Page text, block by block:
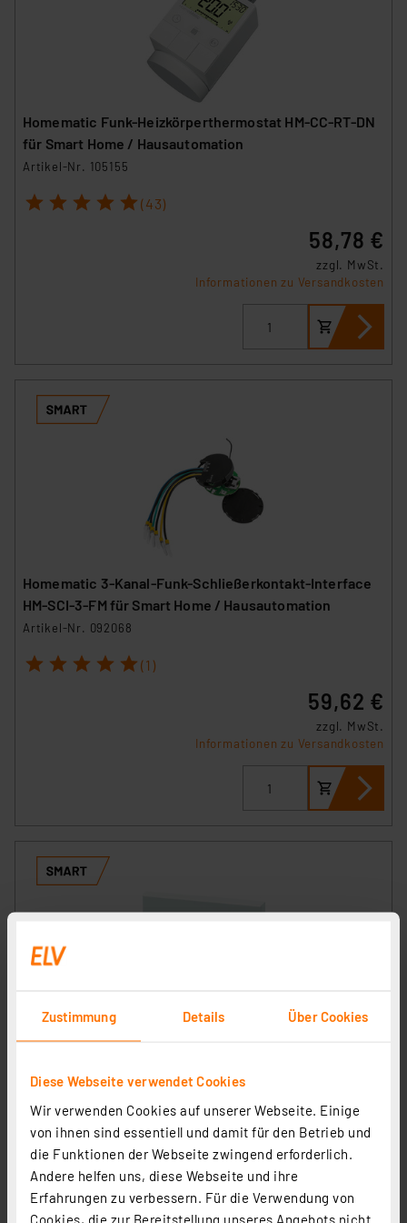
Zustimmung Details Über Cookies
Diese Webseite verwendet Cookies
Wir verwenden Cookies auf unserer Webseite. Einige
von ihnen sind essentiell und damit für den Betrieb und
die Funktionen der Webseite zwingend erforderlich.
Andere helfen uns, diese Webseite und ihre
Erfahrungen zu verbessern. Für die Verwendung von
Cookies, die zur Bereitstellung unseres Angebots nicht
Homematic Funk-Heizkörperthermostat HM-CC-RT-DN
für Smart Home / Hausautomation
Artikel-Nr. 105155
1 2 3 4 5 (43)
58,78 €
zzgl. MwSt.
Informationen zu Versandkosten
Homematic 3-Kanal-Funk-Schließerkontakt-Interface
HM-SCI-3-FM für Smart Home / Hausautomation
Artikel-Nr. 092068
1 2 3 4 5 (1)
59,62 €
zzgl. MwSt.
Informationen zu Versandkosten
Homematic Funk-Wandthermostat HM-TC-IT-WM-W-EU
Artikel-Nr. 132030
(24)
67,18 €
Informationen zu Versandkosten